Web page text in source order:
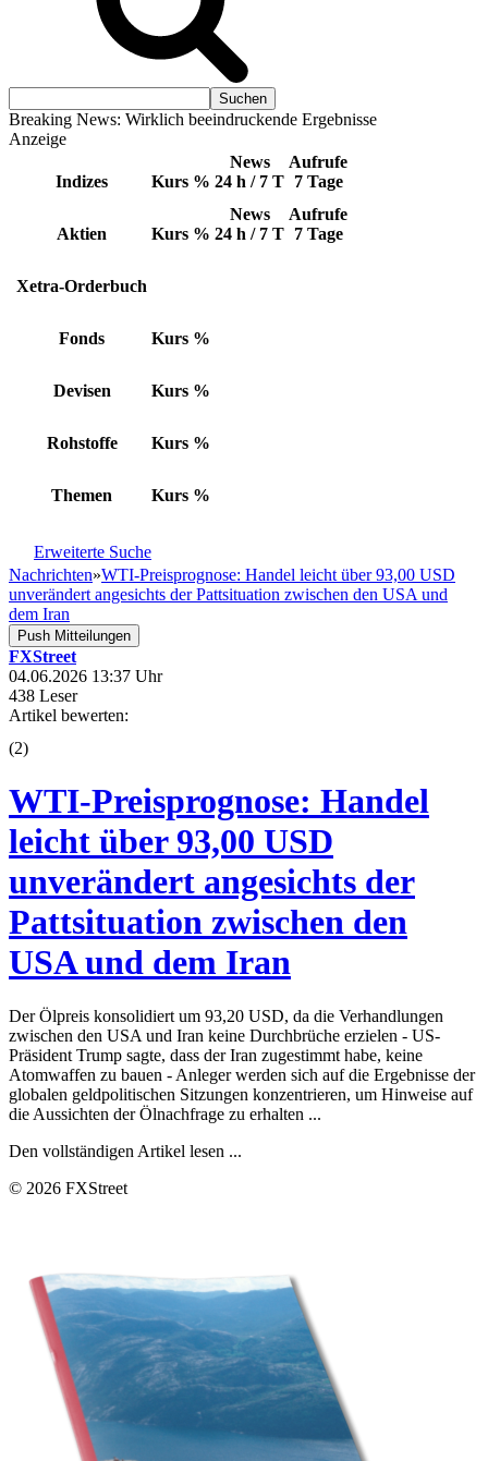
Breaking News: Wirklich beeindruckende Ergebnisse
Anzeige
Indizes Kurs %
News
24 h / 7 T
Aufrufe
7 Tage
Aktien Kurs %
News
24 h / 7 T
Aufrufe
7 Tage
Xetra-Orderbuch
Fonds Kurs %
Devisen Kurs %
Rohstoffe Kurs %
Themen Kurs %
Erweiterte Suche
Nachrichten»WTI-Preisprognose: Handel leicht über 93,00 USD
unverändert angesichts der Pattsituation zwischen den USA und
dem Iran
Push Mitteilungen
FXStreet
04.06.2026 13:37 Uhr
438 Leser
Artikel bewerten:
(2)
WTI-Preisprognose: Handel
leicht über 93,00 USD
unverändert angesichts der
Pattsituation zwischen den
USA und dem Iran
Der Ölpreis konsolidiert um 93,20 USD, da die Verhandlungen
zwischen den USA und Iran keine Durchbrüche erzielen - US-
Präsident Trump sagte, dass der Iran zugestimmt habe, keine
Atomwaffen zu bauen - Anleger werden sich auf die Ergebnisse der
globalen geldpolitischen Sitzungen konzentrieren, um Hinweise auf
die Aussichten der Ölnachfrage zu erhalten ...
Den vollständigen Artikel lesen ...
© 2026 FXStreet